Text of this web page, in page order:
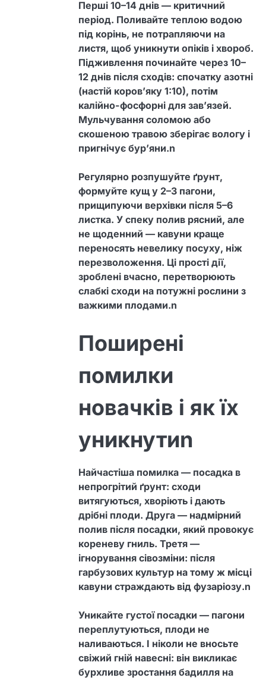
Перші 10–14 днів — критичний
період. Поливайте теплою водою
під корінь, не потрапляючи на
листя, щоб уникнути опіків і хвороб.
Підживлення починайте через 10–
12 днів після сходів: спочатку азотні
(настій коров’яку 1:10), потім
калійно-фосфорні для зав’язей.
Мульчування соломою або
скошеною травою зберігає вологу і
пригнічує бур’яни.n
Регулярно розпушуйте ґрунт,
формуйте кущ у 2–3 пагони,
прищипуючи верхівки після 5–6
листка. У спеку полив рясний, але
не щоденний — кавуни краще
переносять невелику посуху, ніж
перезволоження. Ці прості дії,
зроблені вчасно, перетворюють
слабкі сходи на потужні рослини з
важкими плодами.n
Поширені
помилки
новачків і як їх
уникнутиn
Найчастіша помилка — посадка в
непрогрітий ґрунт: сходи
витягуються, хворіють і дають
дрібні плоди. Друга — надмірний
полив після посадки, який провокує
кореневу гниль. Третя —
ігнорування сівозміни: після
гарбузових культур на тому ж місці
кавуни страждають від фузаріозу.n
Уникайте густої посадки — пагони
переплутуються, плоди не
наливаються. І ніколи не вносьте
свіжий гній навесні: він викликає
бурхливе зростання бадилля на